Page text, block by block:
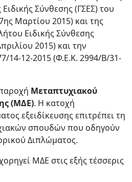
Σύνθεσης (ΓΣΕΣ) του
Μαρτίου 2015) και της
Ειδικής Σύνθεσης
2015) και την
14-12-2015 (Φ.Ε.Κ. 2994/Β/31-
Μεταπτυχιακού
(ΜΔΕ). Η κατοχή
εξειδίκευσης επιτρέπει τη
σπουδών που οδηγούν
Διπλώματος.
ΜΔΕ στις εξής τέσσερις